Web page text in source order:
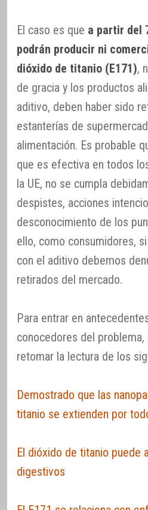
El caso es que a partir del
podrán producir ni
dióxido de titanio (E171),
de gracia y los productos
aditivo, deben haber sido
estanterías de
alimentación. Es probable
que es efectiva en todos
la UE, no se cumpla
despistes, acciones
desconocimiento de los
ello, como consumidores,
con el aditivo debemos
retirados del mercado.
Para entrar en
conocedores del
retomar la lectura de los
Demostrado que las
titanio se extienden por
El dióxido de titanio puede
digestivos